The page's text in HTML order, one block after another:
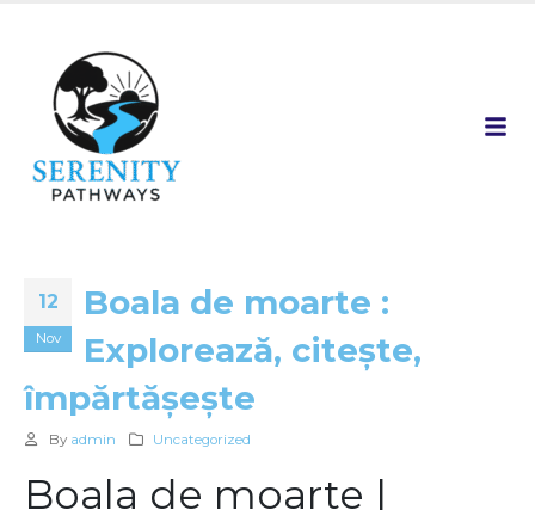
12
Nov
Boala de moarte :
Explorează, citește,
împărtășește
By admin Uncategorized
Boala de moarte |